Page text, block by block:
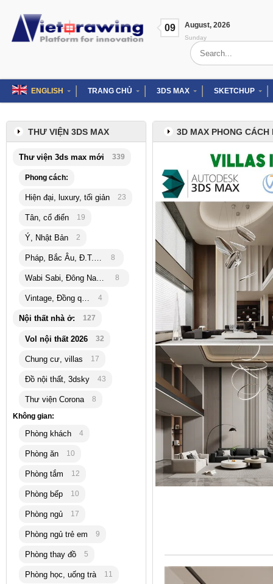
content
09 August, 2026
Sunday
Search
for:
ENGLISH TRANG CHỦ 3DS MAX SKETCHUP
3D MAX PHONG
THƯ VIỆN 3DS MAX
Thư viện 3ds max mới 339
Phong cách:
Hiện đại, luxury, tối giản 23
Tân, cổ điển 19
Ý, Nhật Bản 2
Pháp, Bắc Âu, Đ.T.Hải 8
Wabi Sabi, Đông Nam Á 8
Vintage, Đồng quê 4
Nội thất nhà ở: 127
Vol nội thất 2026 32
Chung cư, villas 17
Đồ nội thất, 3dsky 43
Thư viện Corona
8
Không gian:
Phòng khách 4
Phòng ăn 10
Phòng tắm 12
Phòng bếp 10
Phòng ngủ 17
Phòng ngủ trẻ em 9
Phòng thay đồ 5
Phòng học, uống trà 11